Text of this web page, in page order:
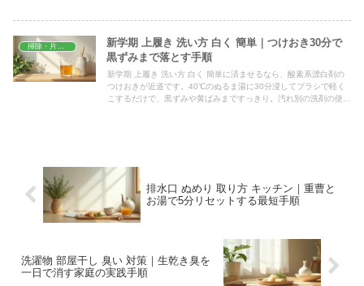
掃除・片付け
新学期 上履き 洗い方 白く 簡単｜つけおき30分で
黒ずみまで落とす手順
新学期 上履き 洗い方 白く 簡単に済ませるなら、酸素系漂白剤の
つけおきが近道です。40℃のぬるま湯に30分浸してブラシで軽く
こするだけで、黒ずみや黄ばみまですっきり。汚れ別の洗剤の使い
排水口 ぬめり 取り方 キッチン｜重曹と
お湯で5分リセットする最短手順
洗濯物 部屋干し 臭い 対策｜生乾き臭を
一日で消す家庭の実践手順